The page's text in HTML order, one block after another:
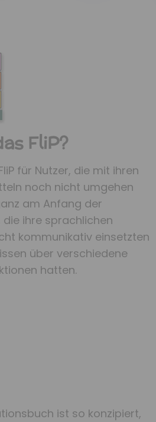
FliP?
für Nutzer, die mit ihren
noch nicht umgehen
am Anfang der
ihre sprachlichen
kommunikativ einsetzten
über verschiedene
hatten.
ist so konzipiert,